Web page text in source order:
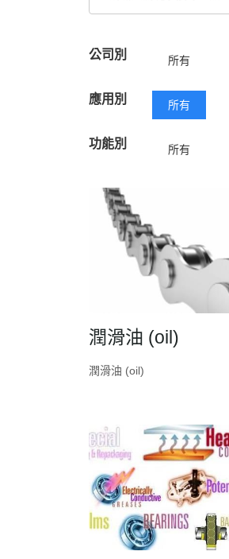
公司別 所有
應用別 所有
功能別 所有
潤滑油 (oil)
潤滑油 (oil)